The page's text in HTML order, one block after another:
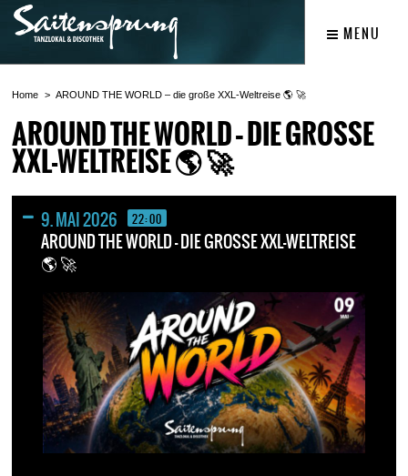
MENU
Home AROUND THE WORLD – die große XXL-Weltreise 🌎 🚀
AROUND THE WORLD – DIE GROSSE X
XL-WELTREISE 🌎 🚀
9. MAI 2026 22:00
AROUND THE WORLD – DIE GROSSE XXL-WELTREISE 
 🚀